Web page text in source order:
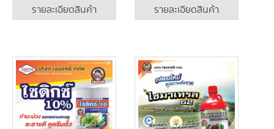
รายละเอียดสินค้า รายละเอียดสินค้า